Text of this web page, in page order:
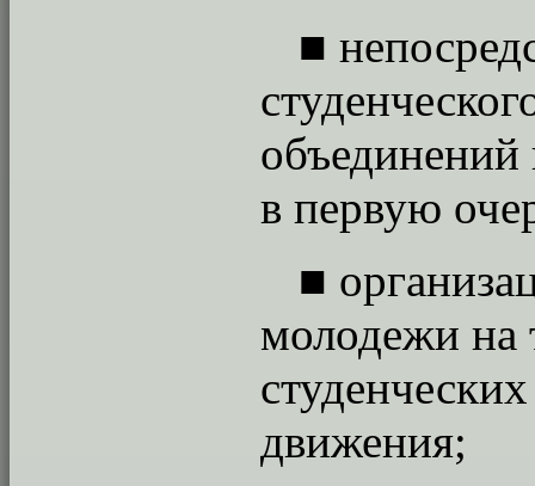
■
в первую
■
молодежи на
движения;